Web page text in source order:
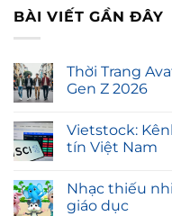
BÀI VIẾT GẦN ĐÂY
Thời Trang
Gen Z 2026
Vietstock:
tín Việt Nam
Nhạc thiếu
giáo dục